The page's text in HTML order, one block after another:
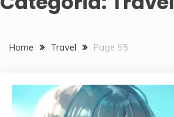
Home Travel Page 55